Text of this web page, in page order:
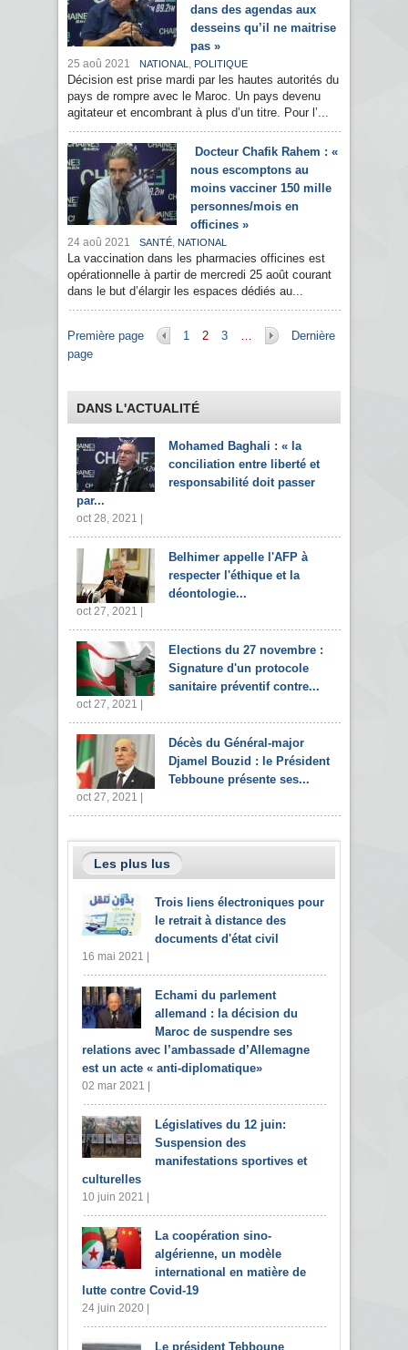
dans des agendas aux
desseins qu’il ne maitrise
pas »
25 aoû 2021 NATIONAL , POLITIQUE
Décision est prise mardi par les hautes autorités du
pays de rompre avec le Maroc. Un pays devenu
agitateur et encombrant à plus d’un titre. Pour l’...
Docteur Chafik Rahem : «
nous escomptons au
moins vacciner 150 mille
personnes/mois en
officines »
24 aoû 2021 SANTÉ, NATIONAL
La vaccination dans les pharmacies officines est
opérationnelle à partir de mercredi 25 août courant
dans le but d’élargir les espaces dédiés au...
Pages
Première page 1 2 3 …
Dernière
page
DANS L'ACTUALITÉ
Mohamed Baghali : « la
conciliation entre liberté et
responsabilité doit passer
par...
oct 28, 2021 |
Belhimer appelle l'AFP à
respecter l'éthique et la
déontologie...
oct 27, 2021 |
Elections du 27 novembre :
Signature d'un protocole
sanitaire préventif contre...
oct 27, 2021 |
Décès du Général-major
Djamel Bouzid : le Président
Tebboune présente ses...
oct 27, 2021 |
Les plus lus
Trois liens électroniques pour
le retrait à distance des
documents d'état civil
16 mai 2021 |
Echami du parlement
allemand : la décision du
Maroc de suspendre ses
relations avec l’ambassade d’Allemagne
est un acte « anti-diplomatique»
02 mar 2021 |
Législatives du 12 juin:
Suspension des
manifestations sportives et
culturelles
10 juin 2021 |
La coopération sino-
algérienne, un modèle
international en matière de
lutte contre Covid-19
24 juin 2020 |
Le président Tebboune